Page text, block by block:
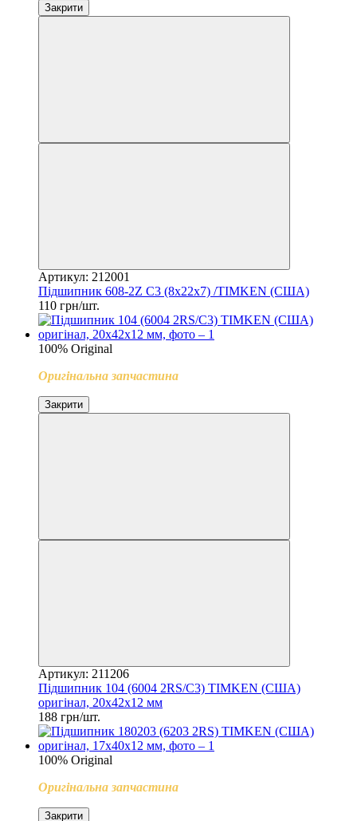
Закрити
Артикул: 212001
Підшипник 608-2Z C3 (8x22x7) /TIMKEN (CША)
110 грн/шт.
100% Original
Оригінальна запчастина
Закрити
Артикул: 211206
Підшипник 104 (6004 2RS/C3) TIMKEN (США)
оригінал, 20x42x12 мм
188 грн/шт.
100% Original
Оригінальна запчастина
Закрити